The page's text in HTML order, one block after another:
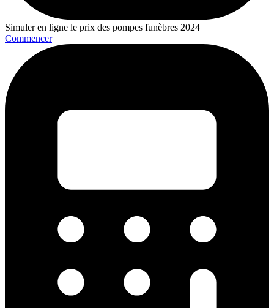
Simuler en ligne le prix des pompes funèbres 2024
Commencer